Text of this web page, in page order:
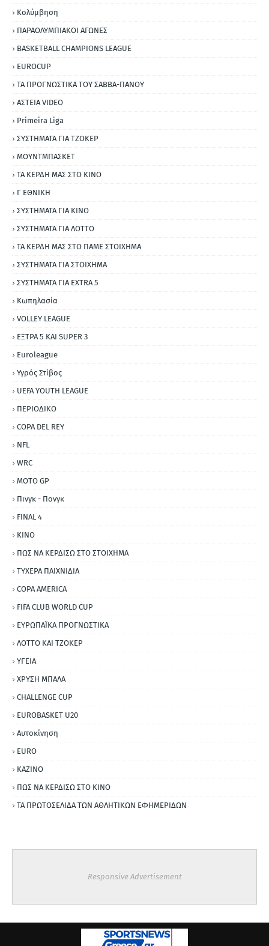
Κολύμβηση
ΠΑΡΑΟΛΥΜΠΙΑΚΟΙ ΑΓΩΝΕΣ
BASKETBALL CHAMPIONS LEAGUE
EUROCUP
ΤΑ ΠΡΟΓΝΩΣΤΙΚΑ ΤΟΥ ΣΑΒΒΑ-ΠΑΝΟΥ
ΑΣΤΕΙΑ VIDEO
Primeira Liga
ΣΥΣΤΗΜΑΤΑ ΓΙΑ ΤΖΟΚΕΡ
ΜΟΥΝΤΜΠΑΣΚΕΤ
ΤΑ ΚΕΡΔΗ ΜΑΣ ΣΤΟ ΚΙΝΟ
Γ ΕΘΝΙΚΗ
ΣΥΣΤΗΜΑΤΑ ΓΙΑ ΚΙΝΟ
ΣΥΣΤΗΜΑΤΑ ΓΙΑ ΛΟΤΤΟ
ΤΑ ΚΕΡΔΗ ΜΑΣ ΣΤΟ ΠΑΜΕ ΣΤΟΙΧΗΜΑ
ΣΥΣΤΗΜΑΤΑ ΓΙΑ ΣΤΟΙΧΗΜΑ
ΣΥΣΤΗΜΑΤΑ ΓΙΑ ΕΧΤRΑ 5
Κωπηλασία
VOLLEY LEAGUE
ΕΞΤΡΑ 5 ΚΑΙ SUPER 3
Εuroleague
Υγρός Στίβος
UEFA YOUTH LEAGUE
ΠΕΡΙΟΔΙΚΟ
COPA DEL REY
NFL
WRC
MOTO GP
Πινγκ - Πονγκ
FINAL 4
ΚΙΝΟ
ΠΩΣ ΝΑ ΚΕΡΔΙΣΩ ΣΤΟ ΣΤΟΙΧΗΜΑ
ΤΥΧΕΡΑ ΠΑΙΧΝΙΔΙΑ
COPA AMERICA
FIFA CLUB WORLD CUP
ΕΥΡΩΠΑΪΚΑ ΠΡΟΓΝΩΣΤΙΚΑ
ΛΟΤΤΟ ΚΑΙ ΤΖΟΚΕΡ
ΥΓΕΙΑ
ΧΡΥΣΗ ΜΠΑΛΑ
CHALLENGE CUP
EUROBASKET U20
Αυτοκίνηση
ΕURO
ΚΑΖΙΝΟ
ΠΩΣ ΝΑ ΚΕΡΔΙΣΩ ΣΤΟ ΚΙΝΟ
ΤΑ ΠΡΩΤΟΣΕΛΙΔΑ ΤΩΝ ΑΘΛΗΤΙΚΩΝ ΕΦΗΜΕΡΙΔΩΝ
Responsive Advertisement